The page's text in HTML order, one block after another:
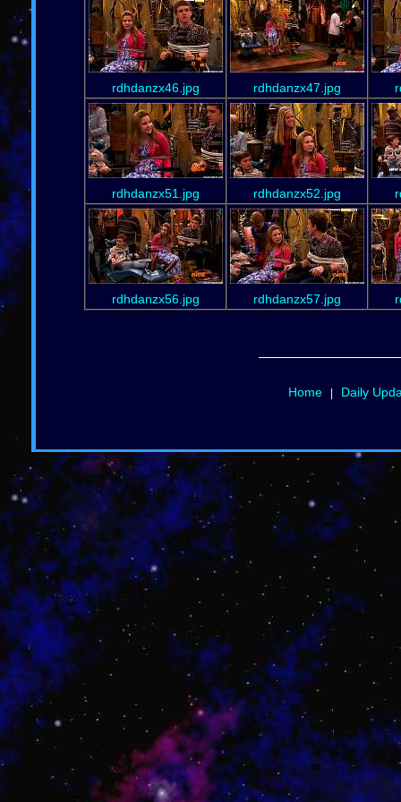
rdhdanzx46.jpg rdhdanzx47.jpg
rdhdanzx51.jpg rdhdanzx52.jpg
rdhdanzx56.jpg rdhdanzx57.jpg
Home| Daily